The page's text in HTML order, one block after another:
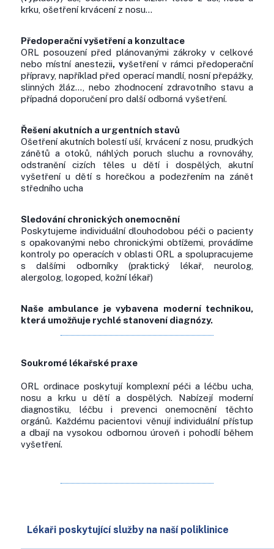
krku, ošetření krvácení z nosu…
Předoperační vyšetření a konzultace
ORL posouzení před plánovanými zákroky v celkové
nebo místní anestezii, vyšetření v rámci předoperační
přípravy, například před operací mandlí, nosní přepážky,
slinných žláz…, nebo zhodnocení zdravotního stavu a
případná doporučení pro další odborná vyšetření.
Řešení akutních a urgentních stavů
Ošetření akutních bolestí uší, krvácení z nosu, prudkých
zánětů a otoků, náhlých poruch sluchu a rovnováhy,
odstranění cizích těles u dětí i dospělých, akutní
vyšetření u dětí s horečkou a podezřením na zánět
středního ucha
Sledování chronických onemocnění
Poskytujeme individuální dlouhodobou péči o pacienty
s opakovanými nebo chronickými obtížemi, provádíme
kontroly po operacích v oblasti ORL a spolupracujeme
s dalšími odborníky (praktický lékař, neurolog,
alergolog, logoped, kožní lékař)
Naše ambulance je vybavena moderní technikou,
která umožňuje rychlé stanovení diagnózy.
Soukromé lékařské praxe
ORL ordinace poskytují komplexní péči a léčbu ucha,
nosu a krku u dětí a dospělých. Nabízejí moderní
diagnostiku, léčbu i prevenci onemocnění těchto
orgánů. Každému pacientovi věnují individuální přístup
a dbají na vysokou odbornou úroveň i pohodlí během
vyšetření.
Lékaři poskytující služby na naší poliklinice